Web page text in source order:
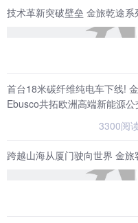
技术革新突破壁垒 金旅乾途
首台18米碳纤维纯电车下线!
Ebusco共拓欧洲高端新能源公
3300阅
跨越山海从厦门驶向世界 金